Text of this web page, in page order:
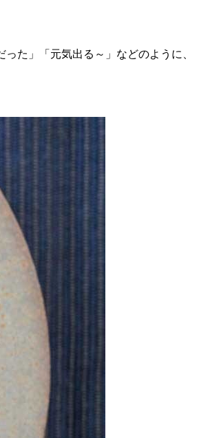
た」「元気出る～」などのように、